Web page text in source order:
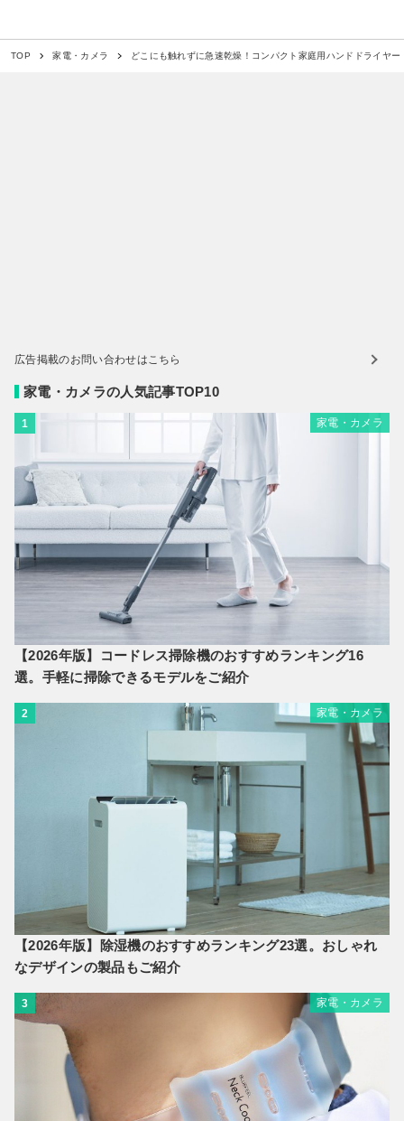
TOP 家電・カメラ どこにも触れずに急速乾燥！コンパクト家庭用ハンドドライヤー
広告掲載のお問い合わせはこちら
家電・カメラの人気記事TOP10
1 家電・カメラ
【2026年版】コードレス掃除機のおすすめランキング16
選。手軽に掃除できるモデルをご紹介
2 家電・カメラ
【2026年版】除湿機のおすすめランキング23選。おしゃれ
なデザインの製品もご紹介
3 家電・カメラ